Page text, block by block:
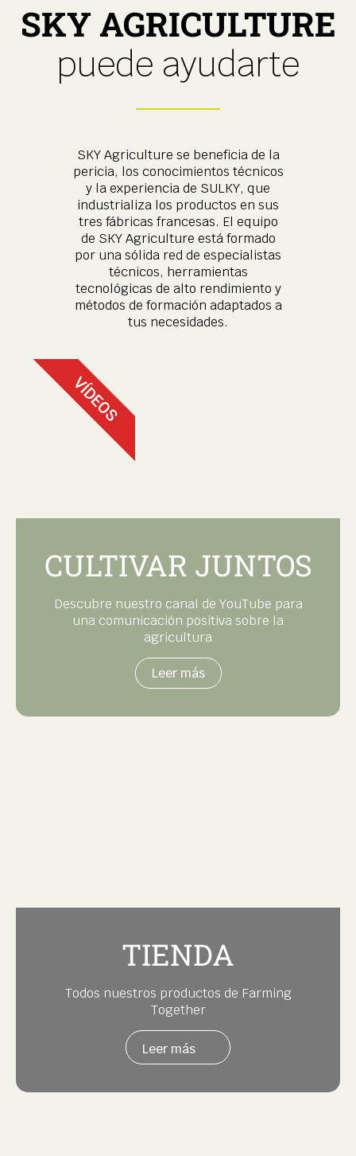
SKY AGRICULTURE
puede ayudarte
SKY Agriculture se beneficia de la
pericia, los conocimientos técnicos
y la experiencia de SULKY, que
industrializa los productos en sus
tres fábricas francesas. El equipo
de SKY Agriculture está formado
por una sólida red de especialistas
técnicos, herramientas
tecnológicas de alto rendimiento y
métodos de formación adaptados a
tus necesidades.
CULTIVAR JUNTOS
Descubre nuestro canal de YouTube para
una comunicación positiva sobre la
agricultura
Leer más
VÍDEOS
TIENDA
Todos nuestros productos de Farming
Together
Leer más